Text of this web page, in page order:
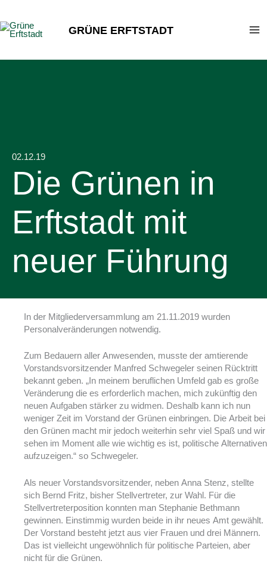
springen
GRÜNE ERFTSTADT
02.12.19
Die Grünen in
Erftstadt mit
neuer Führung
In der Mitgliederversammlung am 21.11.2019 wurden
Personalveränderungen notwendig.
Zum Bedauern aller Anwesenden, musste der amtierende
Vorstandsvorsitzender Manfred Schwegeler seinen Rücktritt
bekannt geben. „In meinem beruflichen Umfeld gab es große
Veränderung die es erforderlich machen, mich zukünftig den
neuen Aufgaben stärker zu widmen. Deshalb kann ich nun
weniger Zeit im Vorstand der Grünen einbringen. Die Arbeit bei
den Grünen macht mir jedoch weiterhin sehr viel Spaß und wir
sehen im Moment alle wie wichtig es ist, politische Alternativen
aufzuzeigen.“ so Schwegeler.
Als neuer Vorstandsvorsitzender, neben Anna Stenz, stellte
sich Bernd Fritz, bisher Stellvertreter, zur Wahl. Für die
Stellvertreterposition konnten man Stephanie Bethmann
gewinnen. Einstimmig wurden beide in ihr neues Amt gewählt.
Der Vorstand besteht jetzt aus vier Frauen und drei Männern.
Das ist vielleicht ungewöhnlich für politische Parteien, aber
nicht für die Grünen.